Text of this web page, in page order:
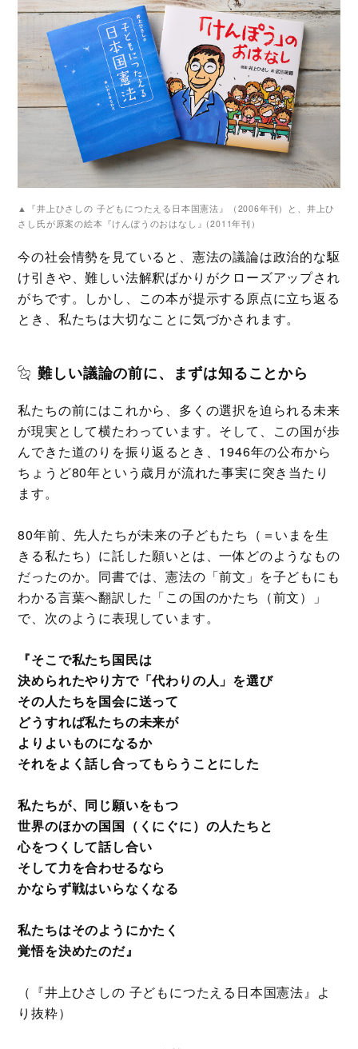
▲『井上ひさしの 子どもにつたえる日本国憲法』（2006年刊）と、井上ひ
さし氏が原案の絵本『けんぽうのおはなし』(2011年刊）
今の社会情勢を見ていると、憲法の議論は政治的な駆
け引きや、難しい法解釈ばかりがクローズアップされ
がちです。しかし、この本が提示する原点に立ち返る
とき、私たちは大切なことに気づかされます。
難しい議論の前に、まずは知ることから
私たちの前にはこれから、多くの選択を迫られる未来
が現実として横たわっています。そして、この国が歩
んできた道のりを振り返るとき、1946年の公布から
ちょうど80年という歳月が流れた事実に突き当たり
ます。
80年前、先人たちが未来の子どもたち（＝いまを生
きる私たち）に託した願いとは、一体どのようなもの
だったのか。同書では、憲法の「前文」を子どもにも
わかる言葉へ翻訳した「この国のかたち（前文）」
で、次のように表現しています。
『そこで私たち国民は
決められたやり方で「代わりの人」を選び
その人たちを国会に送って
どうすれば私たちの未来が
よりよいものになるか
それをよく話し合ってもらうことにした
私たちが、同じ願いをもつ
世界のほかの国国（くにぐに）の人たちと
心をつくして話し合い
そして力を合わせるなら
かならず戦はいらなくなる
私たちはそのようにかたく
覚悟を決めたのだ』
（『井上ひさしの 子どもにつたえる日本国憲法』よ
り抜粋）